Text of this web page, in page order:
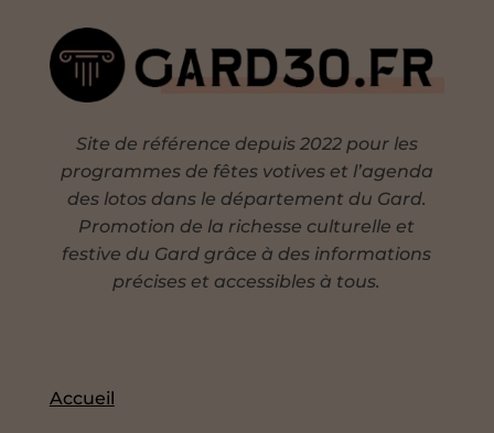
Site de référence depuis 2022 pour les
programmes de fêtes votives et l’agenda
des lotos dans le département du Gard.
Promotion de la richesse culturelle et
festive du Gard grâce à des informations
précises et accessibles à tous.
Accueil